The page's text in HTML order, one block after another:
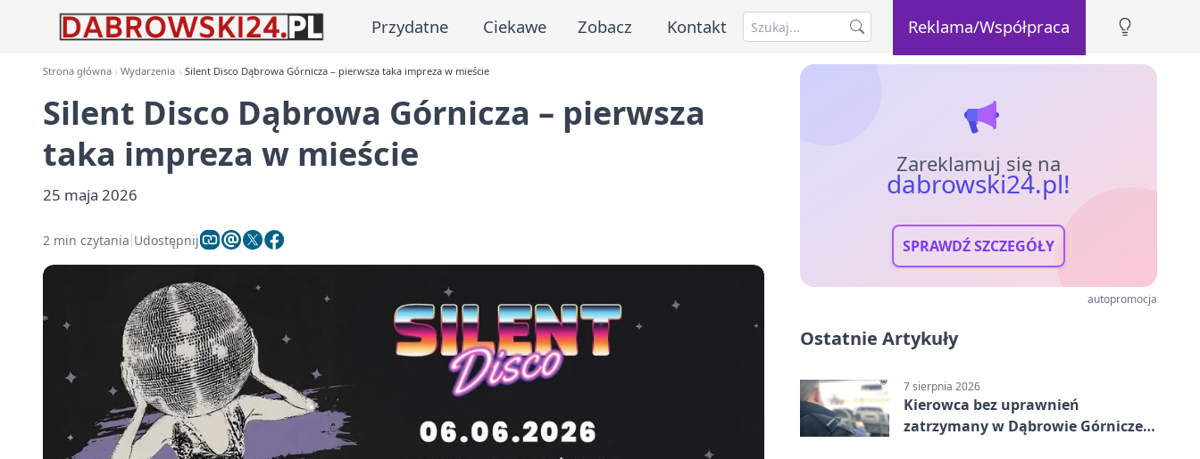
Przydatne Ciekawe Zobacz Kontakt Reklama/Współpraca
Strona główna Wydarzenia Silent Disco Dąbrowa Górnicza – pierwsza taka impreza w mieście
Silent Disco Dąbrowa Górnicza – pierwsza
taka impreza w mieście
25 maja 2026
2 min czytania Udostępnij
Zareklamuj się na
dabrowski24.pl!
SPRAWDŹ SZCZEGÓŁY
autopromocja
Ostatnie Artykuły
7 sierpnia 2026
Kierowca bez uprawnień
zatrzymany w Dąbrowie Górniczej.